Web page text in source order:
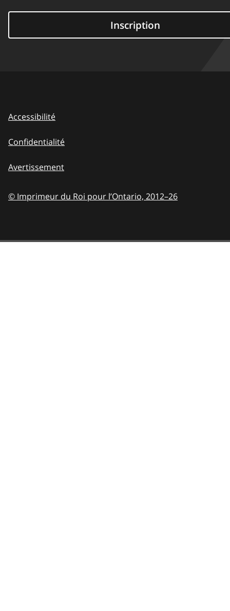
Inscription
Accessibilité
Confidentialité
Avertissement
© Imprimeur du Roi pour l’Ontario, 2012–26